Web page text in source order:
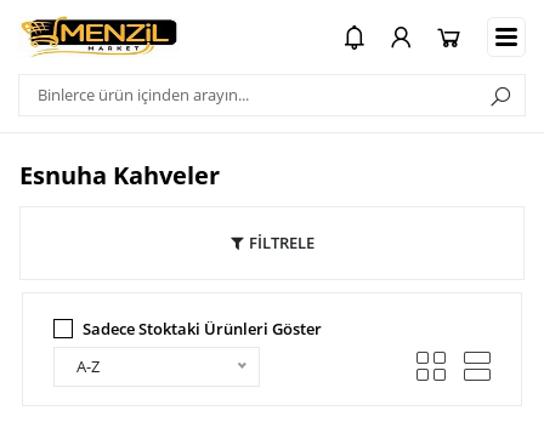
Esnuha Kahveler
FİLTRELE
Sadece Stoktaki Ürünleri Göster
A-Z